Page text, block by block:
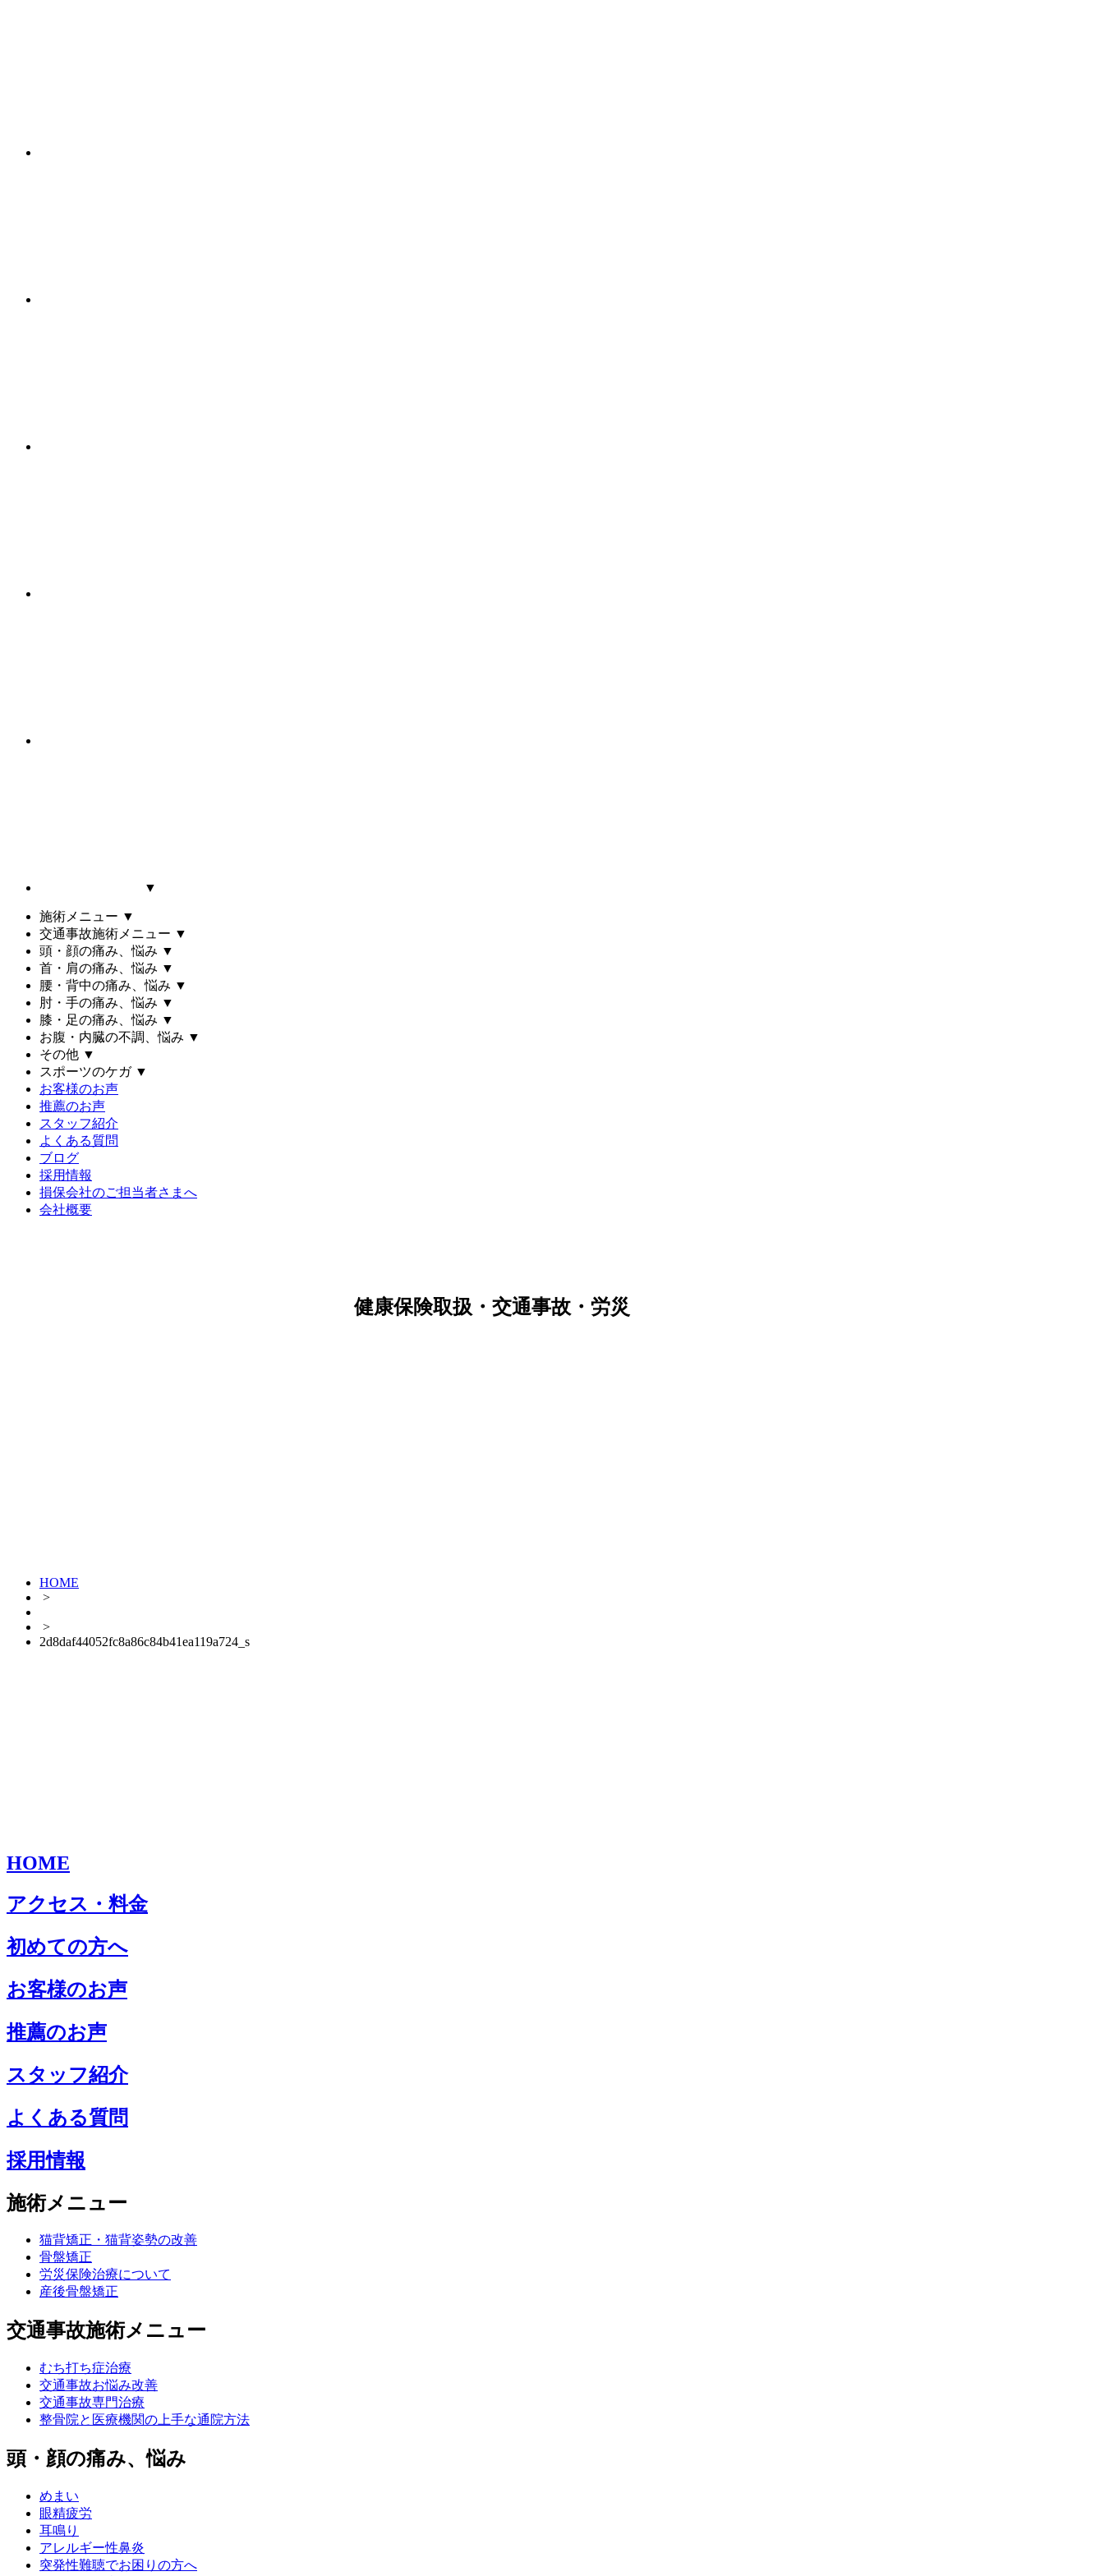
▼
施術メニュー ▼
交通事故施術メニュー ▼
頭・顔の痛み、悩み ▼
首・肩の痛み、悩み ▼
腰・背中の痛み、悩み ▼
肘・手の痛み、悩み ▼
膝・足の痛み、悩み ▼
お腹・内臓の不調、悩み ▼
その他 ▼
スポーツのケガ ▼
お客様のお声
推薦のお声
スタッフ紹介
よくある質問
ブログ
採用情報
損保会社のご担当者さまへ
会社概要
健康保険取扱・交通事故・労災
HOME
>
>
2d8daf44052fc8a86c84b41ea119a724_s
HOME
アクセス・料金
初めての方へ
お客様のお声
推薦のお声
スタッフ紹介
よくある質問
採用情報
施術メニュー
猫背矯正・猫背姿勢の改善
骨盤矯正
労災保険治療について
産後骨盤矯正
交通事故施術メニュー
むち打ち症治療
交通事故お悩み改善
交通事故専門治療
整骨院と医療機関の上手な通院方法
頭・顔の痛み、悩み
めまい
眼精疲労
耳鳴り
アレルギー性鼻炎
突発性難聴でお困りの方へ